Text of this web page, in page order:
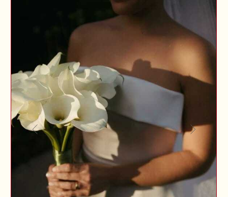
Чтобы чувствовать себя
миллионером, миллионы
не нужны!
Millionaire Club— это стиль,
который доступен каждому.
Преимущества:
Размерный ряд от 44 до 72
Стоимость костюмов от 6 500 ₽
Услуга подгона по фигуре —
в подарок
ул.Шамиля Усманова, 69а